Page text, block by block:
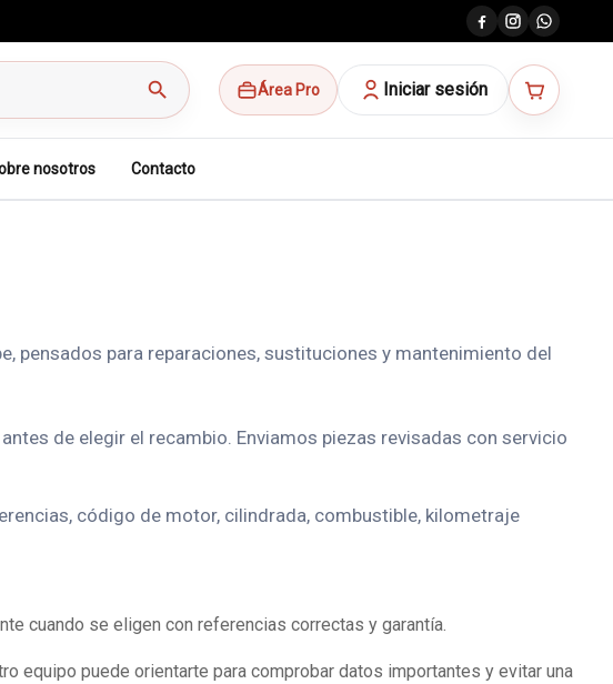
search Área Pro Iniciar sesión
nosotros Contacto
pensados para reparaciones, sustituciones y mantenimiento del
de elegir el recambio. Enviamos piezas revisadas con servicio
código de motor, cilindrada, combustible, kilometraje
cuando se eligen con referencias correctas y garantía.
equipo puede orientarte para comprobar datos importantes y evitar una